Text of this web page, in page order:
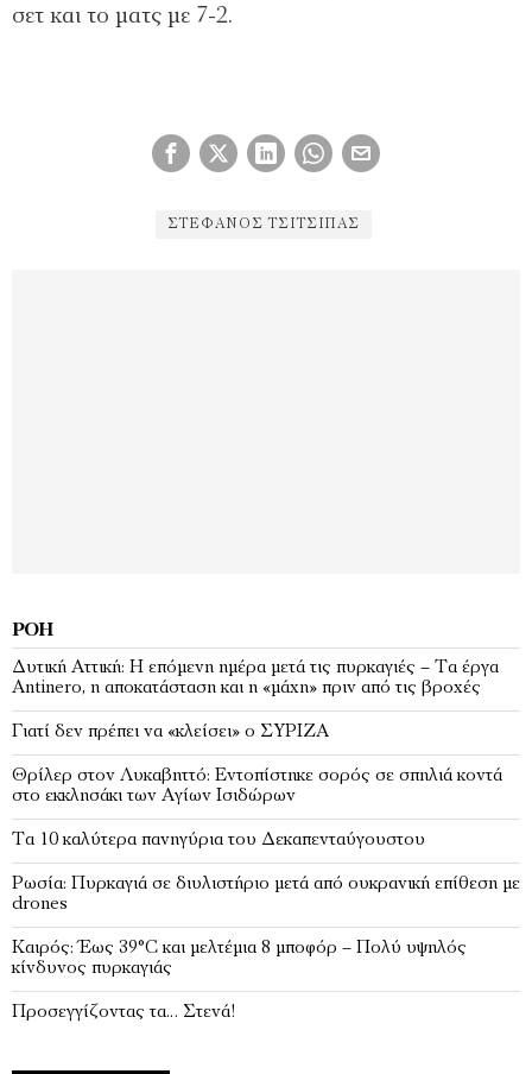
σετ και το ματς με 7-2.
ΣΤΈΦΑΝΟΣ ΤΣΙΤΣΙΠΆΣ
ΡΟΉ
Δυτική Αττική: Η επόμενη ημέρα μετά τις πυρκαγιές – Τα έργα
Antinero, η αποκατάσταση και η «μάχη» πριν από τις βροχές
Γιατί δεν πρέπει να «κλείσει» ο ΣΥΡΙΖΑ
Θρίλερ στον Λυκαβηττό: Εντοπίστηκε σορός σε σπηλιά κοντά
στο εκκλησάκι των Αγίων Ισιδώρων
Τα 10 καλύτερα πανηγύρια του Δεκαπενταύγουστου
Ρωσία: Πυρκαγιά σε διυλιστήριο μετά από ουκρανική επίθεση με
drones
Καιρός: Έως 39°C και μελτέμια 8 μποφόρ – Πολύ υψηλός
κίνδυνος πυρκαγιάς
Προσεγγίζοντας τα… Στενά!